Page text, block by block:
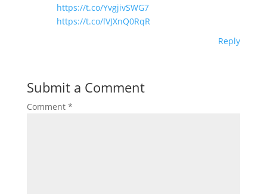
https://t.co/YvgjivSWG7
https://t.co/lVJXnQ0RqR
Reply
Submit a Comment
Comment *